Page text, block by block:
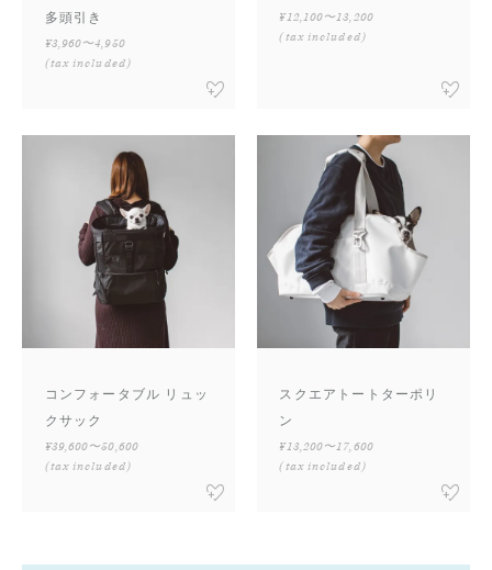
多頭引き
¥3,960〜4,950
(tax included)
¥12,100〜13,200
(tax included)
コンフォータブル リュッ
クサック
¥39,600〜50,600
(tax included)
スクエアトートターポリ
ン
¥13,200〜17,600
(tax included)